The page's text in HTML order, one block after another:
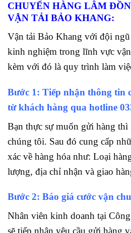
CHUYỂN HÀNG LÂM
VẬN TẢI BẢO KHANG:
Vận tải Bảo Khang với đội
kinh nghiệm trong lĩnh vực
kèm với đó là quy trình làm
Bước 1: Tiếp nhận thông tin
từ khách hàng qua hotline
Bạn thực sự muốn gửi hàng thì
chúng tôi. Sau đó cung cấp
xác về hàng hóa như: Loại
lượng, địa chỉ nhận và giao
Bước 2: Báo giá cước vận
Nhân viên kinh doanh tại